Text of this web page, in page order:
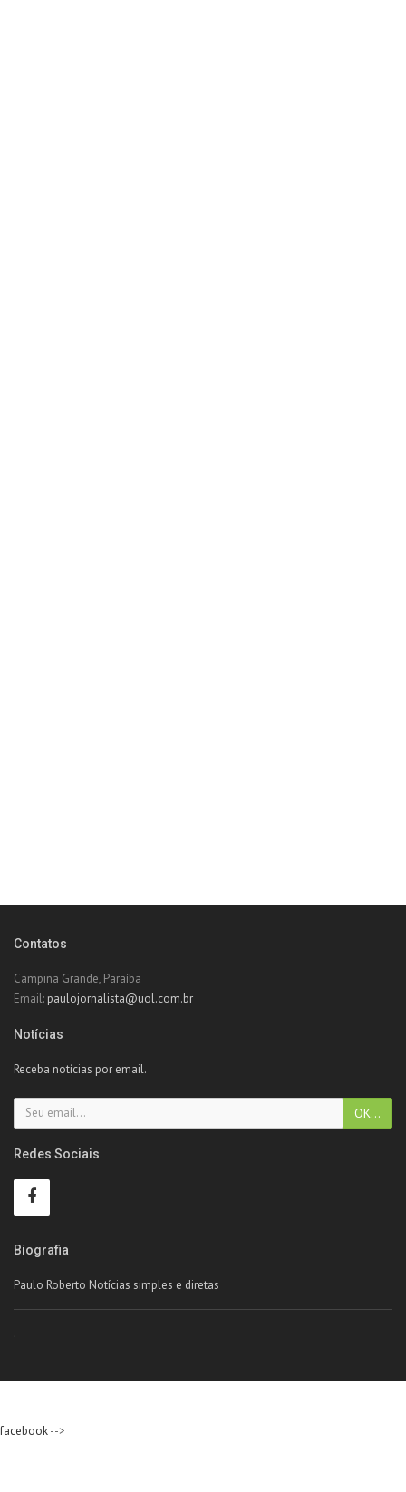
Contatos
Campina Grande, Paraíba
Email: paulojornalista@uol.com.br
Notícias
Receba notícias por email.
Redes Sociais
Biografia
Paulo Roberto Notícias simples e diretas
.
facebook-->